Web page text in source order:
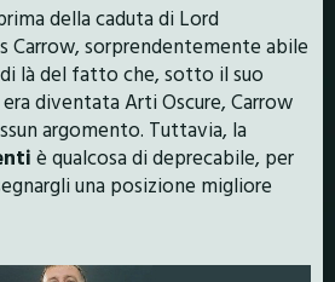
della caduta di Lord
Carrow, sorprendentemente abile
là del fatto che, sotto il suo
diventata Arti Oscure, Carrow
argomento. Tuttavia, la
è qualcosa di deprecabile, per
una posizione migliore